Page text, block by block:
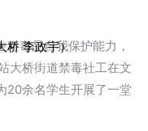
桥 李政宇）
毒品自我保护能力，
大桥街道禁毒社工在文
20余名学生开展了一堂